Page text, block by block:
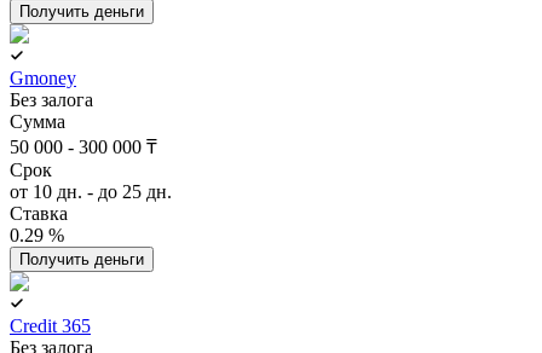
Получить деньги
Gmoney
Без залога
Сумма
50 000 - 300 000 ₸
Срок
от 10 дн. - до 25 дн.
Ставка
0.29 %
Получить деньги
Credit 365
Без залога